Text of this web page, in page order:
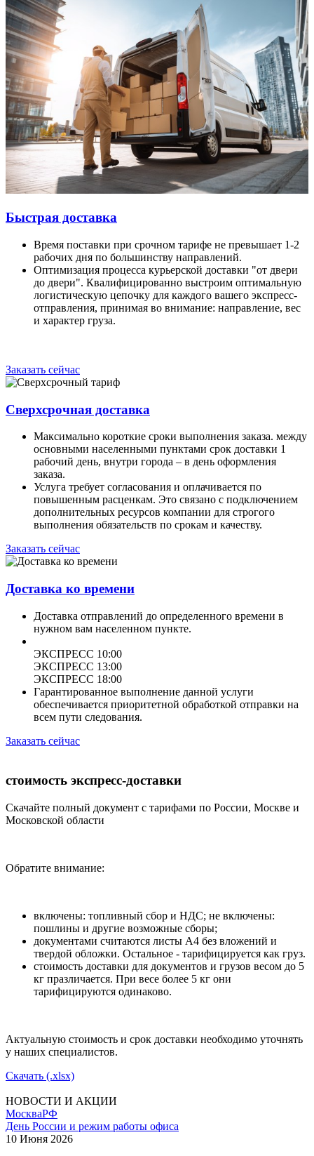
Быстрая доставка
Время поставки при срочном тарифе не превышает 1-2
рабочих дня по большинству направлений.
Оптимизация процесса курьерской доставки "от двери
до двери". Квалифицированно выстроим оптимальную
логистическую цепочку для каждого вашего экспресс-
отправления, принимая во внимание: направление, вес
и характер груза.
Заказать сейчас
Сверхсрочная доставка
Максимально короткие сроки выполнения заказа. между
основными населенными пунктами срок доставки 1
рабочий день, внутри города – в день оформления
заказа.
Услуга требует согласования и оплачивается по
повышенным расценкам. Это связано с подключением
дополнительных ресурсов компании для строгого
выполнения обязательств по срокам и качеству.
Заказать сейчас
Доставка ко времени
Доставка отправлений до определенного времени в
нужном вам населенном пункте.
ЭКСПРЕСС 10:00
ЭКСПРЕСС 13:00
ЭКСПРЕСС 18:00
Гарантированное выполнение данной услуги
обеспечивается приоритетной обработкой отправки на
всем пути следования.
Заказать сейчас
стоимость экспресс-доставки
Скачайте полный документ с тарифами по России, Москве и
Московской области
Обратите внимание:
включены: топливный сбор и НДС; не включены:
пошлины и другие возможные сборы;
документами считаются листы А4 без вложений и
твердой обложки. Остальное - тарифицируется как груз.
стоимость доставки для документов и грузов весом до 5
кг празличается. При весе более 5 кг они
тарифицируются одинаково.
Актуальную стоимость и срок доставки необходимо уточнять
у наших специалистов.
Скачать (.xlsx)
НОВОСТИ И АКЦИИ
МоскваРФ
День России и режим работы офиса
10 Июня 2026